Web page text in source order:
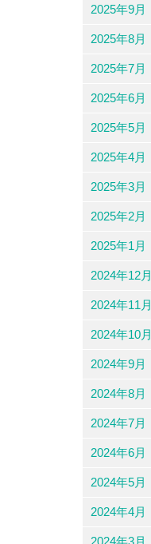
2025年9月
2025年8月
2025年7月
2025年6月
2025年5月
2025年4月
2025年3月
2025年2月
2025年1月
2024年12月
2024年11月
2024年10月
2024年9月
2024年8月
2024年7月
2024年6月
2024年5月
2024年4月
2024年3月